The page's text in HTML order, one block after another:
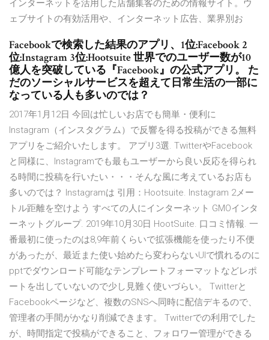
インターネットを活用した店舗集客のための情報サイト。ウ
ェブサイトの有効活用や、インターネット広告、業界別お
Facebookで検索した結果のアプリ、1位:Facebook 2
位:Instagram 3位:Hootsuite 世界でのユーザー数が10
億人を突破している『Facebook』の公式アプリ。 た
だのソーシャルサービスを超えて日常生活の一部に
なっている人も多いのでは？
2017年1月12日 今回は忙しいお店でも簡単・便利に
Instagram（インスタグラム）で反響を得る投稿ができる無料
アプリをご紹介いたします。 アプリ3選. TwitterやFacebook
と同様に、Instagramでも最もユーザーから良い反応を得られ
る時間に投稿を行いたい・・・そんな風に考えているお店も
多いのでは？ Instagramは 引用：Hootsuite. Instagram 2メー
トル距離を空けよう すべての人にインターネット GMOインタ
ーネットグループ. 2019年10月30日 HootSuite. 口コミ情報. 一
番最初に使ったのは8,9年前くらいで拡張機能を使ったり不便
があったが、最近また使い始めたら変わらないUIで慣れるのに
pptでダウンロード可能なテンプレートフォーマットなどレポ
ートを出していないので少し見難く使いづらい。 Twitterと
Facebookページなど、複数のSNSへ同時に配信デキるので、
管理者の手間がかなり削減できます。 Twitterでの利用でした
が、時間指定で投稿ができること、フォロワー管理ができる